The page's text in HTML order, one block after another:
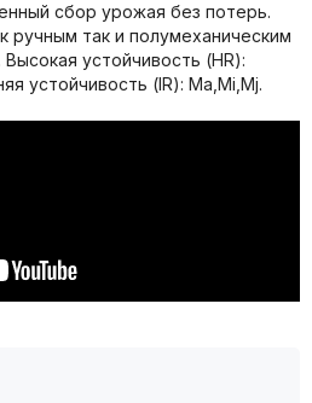
сбор урожая без потерь.
ручным так и полумеханическим
устойчивость (HR):
устойчивость (IR): Ma,Mi,Mj.